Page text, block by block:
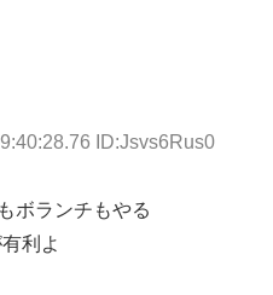
ID:Jsvs6Rus0
ボランチもやる
利よ